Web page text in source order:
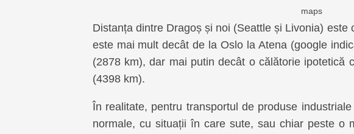
maps
Distanța dintre Dragoș și noi (Seattle și Livonia)
este mai mult decât de la Oslo la Atena (google
(2878 km), dar mai putin decât o călătorie ipotetică
(4398 km).
În realitate, pentru transportul de produse
normale, cu situații în care sute, sau chiar peste o